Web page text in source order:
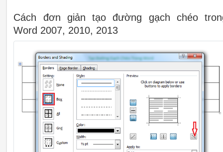
Cách đơn giản tạo đường gạch chéo
Word 2007, 2010, 2013